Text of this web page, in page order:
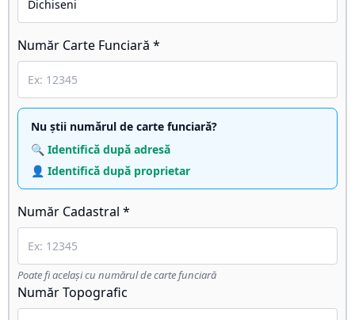
Număr Carte Funciară *
Nu știi numărul de carte funciară?
🔍 Identifică după adresă
👤 Identifică după proprietar
Număr Cadastral *
Poate fi același cu numărul de carte funciară
Număr Topografic